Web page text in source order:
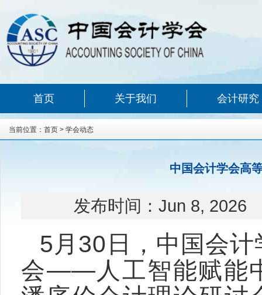
首页 关于我们 会计研究
当前位置： 首页 > 学会动态
中国会计学会高
发布时间： Jun 8, 2026
5月30日，中国会
会——人工智能赋能